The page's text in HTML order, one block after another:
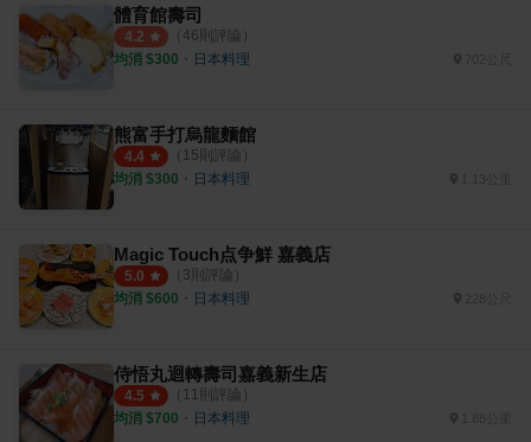
體育館壽司
4.2 （ 46則評論）
均消 $300 ・ 日本料理
熊富手打烏龍麵館
4.4 （ 15則評論）
均消 $300 ・ 日本料理
Magic Touch点争鮮 嘉義店
5.0 （ 3則評論）
均消 $600 ・ 日本料理
侍悟丸迴轉壽司嘉義新生店
4.5 （ 11 則評論）
均消 $700 ・ 日本料理